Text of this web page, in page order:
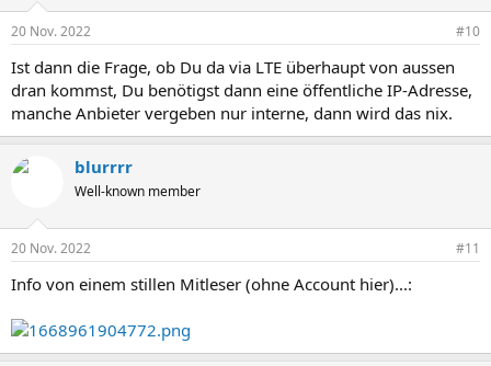
20 Nov. 2022 #10
Ist dann die Frage, ob Du da via LTE überhaupt von aussen
dran kommst, Du benötigst dann eine öffentliche IP-Adresse,
manche Anbieter vergeben nur interne, dann wird das nix.
blurrrr
Well-known member
20 Nov. 2022 #11
Info von einem stillen Mitleser (ohne Account hier)...: